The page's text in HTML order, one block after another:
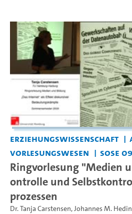
Erziehungswissenschaft
Vorlesungswesen
SoSe 09
Ringvorlesung "Medien
ontrolle und
prozessen
Dr. Tanja Carstensen,Johannes M.